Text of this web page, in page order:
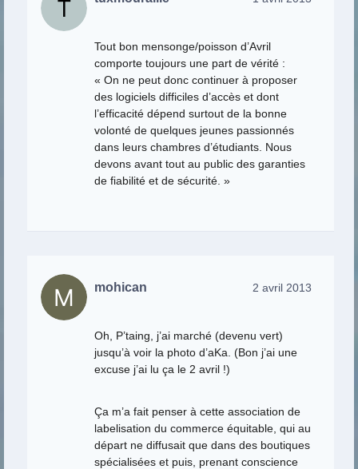
Tout bon mensonge/poisson d’Avril
comporte toujours une part de vérité :
« On ne peut donc continuer à proposer
des logiciels difficiles d’accès et dont
l’efficacité dépend surtout de la bonne
volonté de quelques jeunes passionnés
dans leurs chambres d’étudiants. Nous
devons avant tout au public des garanties
de fiabilité et de sécurité. »
mohican 2 avril 2013
Oh, P’taing, j’ai marché (devenu vert)
jusqu’à voir la photo d’aKa. (Bon j’ai une
excuse j’ai lu ça le 2 avril !)
Ça m’a fait penser à cette association de
labelisation du commerce équitable, qui au
départ ne diffusait que dans des boutiques
spécialisées et puis, prenant conscience